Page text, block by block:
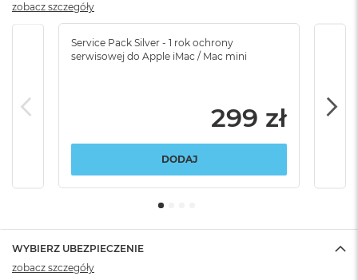
Service Pack Silver - 1 rok ochrony
serwisowej do Apple iMac / Mac mini
299 zł
DODAJ
zobacz szczegóły
WYBIERZ UBEZPIECZENIE
zobacz szczegóły